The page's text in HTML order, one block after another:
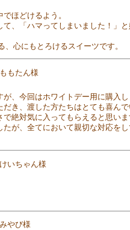
ほどけるよう。
、「ハマってしまいました！」と
心にもとろけるスイーツです。
ももたん様
、今回はホワイトデー用に購入し
き、渡した方たちはとても喜ん
絶対気に入ってもらえると思い
が、全てにおいて親切な対応を
けいちゃん様
みやび様